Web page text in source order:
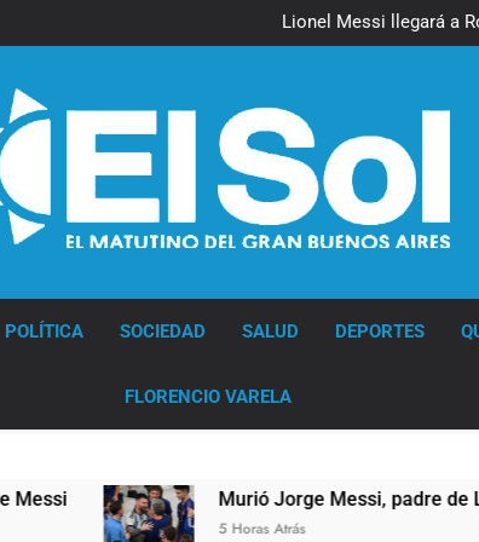
Lionel Messi llegará a
Murió
Lionel Messi llegará a
Murió Jorge
Thiago
POLÍTICA SOCIEDAD SALUD DEPORTES
FLORENCIO VARELA
Murió Jorge Messi, padre de Lionel
5 Horas Atrás